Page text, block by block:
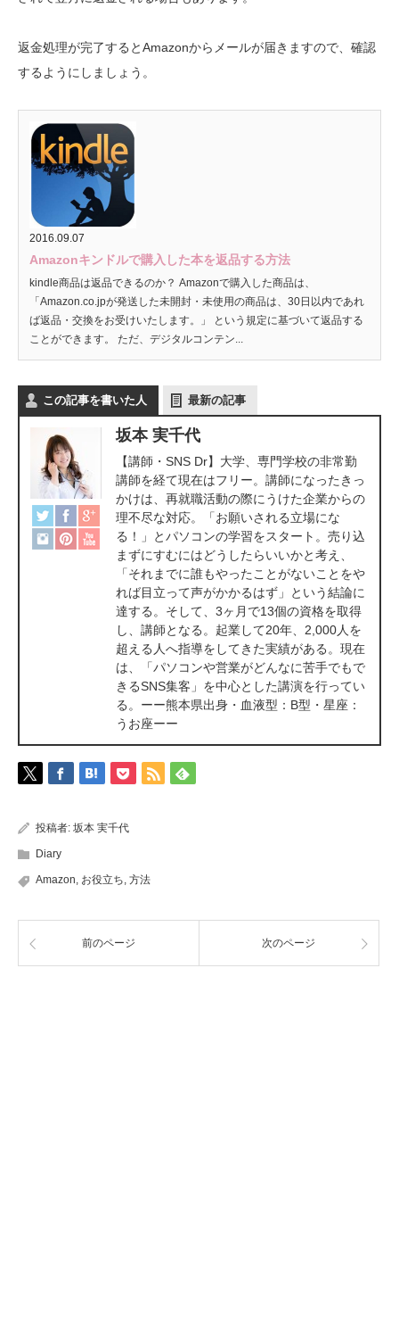
返金処理が完了するとAmazonからメールが届きますので、確認
するようにしましょう。
2016.09.07
Amazonキンドルで購入した本を返品する方法
kindle商品は返品できるのか？ Amazonで購入した商品は、
「Amazon.co.jpが発送した未開封・未使用の商品は、30日以内であれ
ば返品・交換をお受けいたします。」 という規定に基づいて返品する
ことができます。 ただ、デジタルコンテン...
この記事を書いた人 最新の記事
坂本 実千代
【講師・SNS Dr】大学、専門学校の非常勤
講師を経て現在はフリー。講師になったきっ
かけは、再就職活動の際にうけた企業からの
理不尽な対応。「お願いされる立場にな
る！」とパソコンの学習をスタート。売り込
まずにすむにはどうしたらいいかと考え、
「それまでに誰もやったことがないことをや
れば目立って声がかかるはず」という結論に
達する。そして、3ヶ月で13個の資格を取得
し、講師となる。起業して20年、2,000人を
超える人へ指導をしてきた実績がある。現在
は、「パソコンや営業がどんなに苦手でもで
きるSNS集客」を中心とした講演を行ってい
る。ーー熊本県出身・血液型：B型・星座：
うお座ーー
投稿者: 坂本 実千代
Diary
Amazon, お役立ち, 方法
前のページ 次のページ